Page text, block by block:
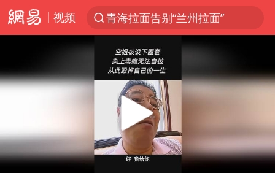
视频
青海拉面告别“兰州拉面”
U17国足三战全胜
青海海西州茫崖市发生3.1级地震
我国编制完成新版全月地质图
台风白海豚登陆地点更新
巡查组提问 工作人员偷用手机查答案